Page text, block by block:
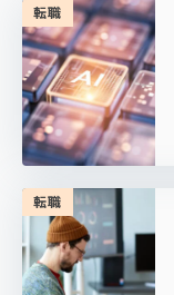
転職
転職